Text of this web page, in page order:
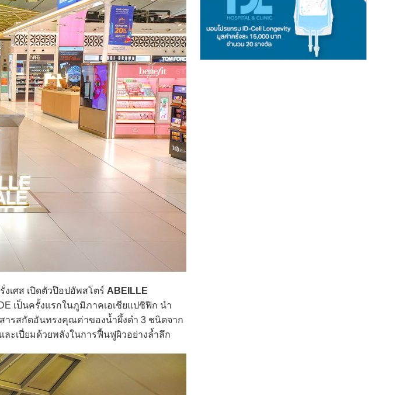
เศส เปิดตัวป๊อปอัพสโตร์ ABEILLE
เป็นครั้งแรกในภูมิภาคเอเชียแปซิฟิก นำ
ารสกัดอันทรงคุณค่าของน้ำผึ้งดำ 3 ชนิดจาก
ละเปี่ยมด้วยพลังในการฟื้นฟูผิวอย่างล้ำลึก